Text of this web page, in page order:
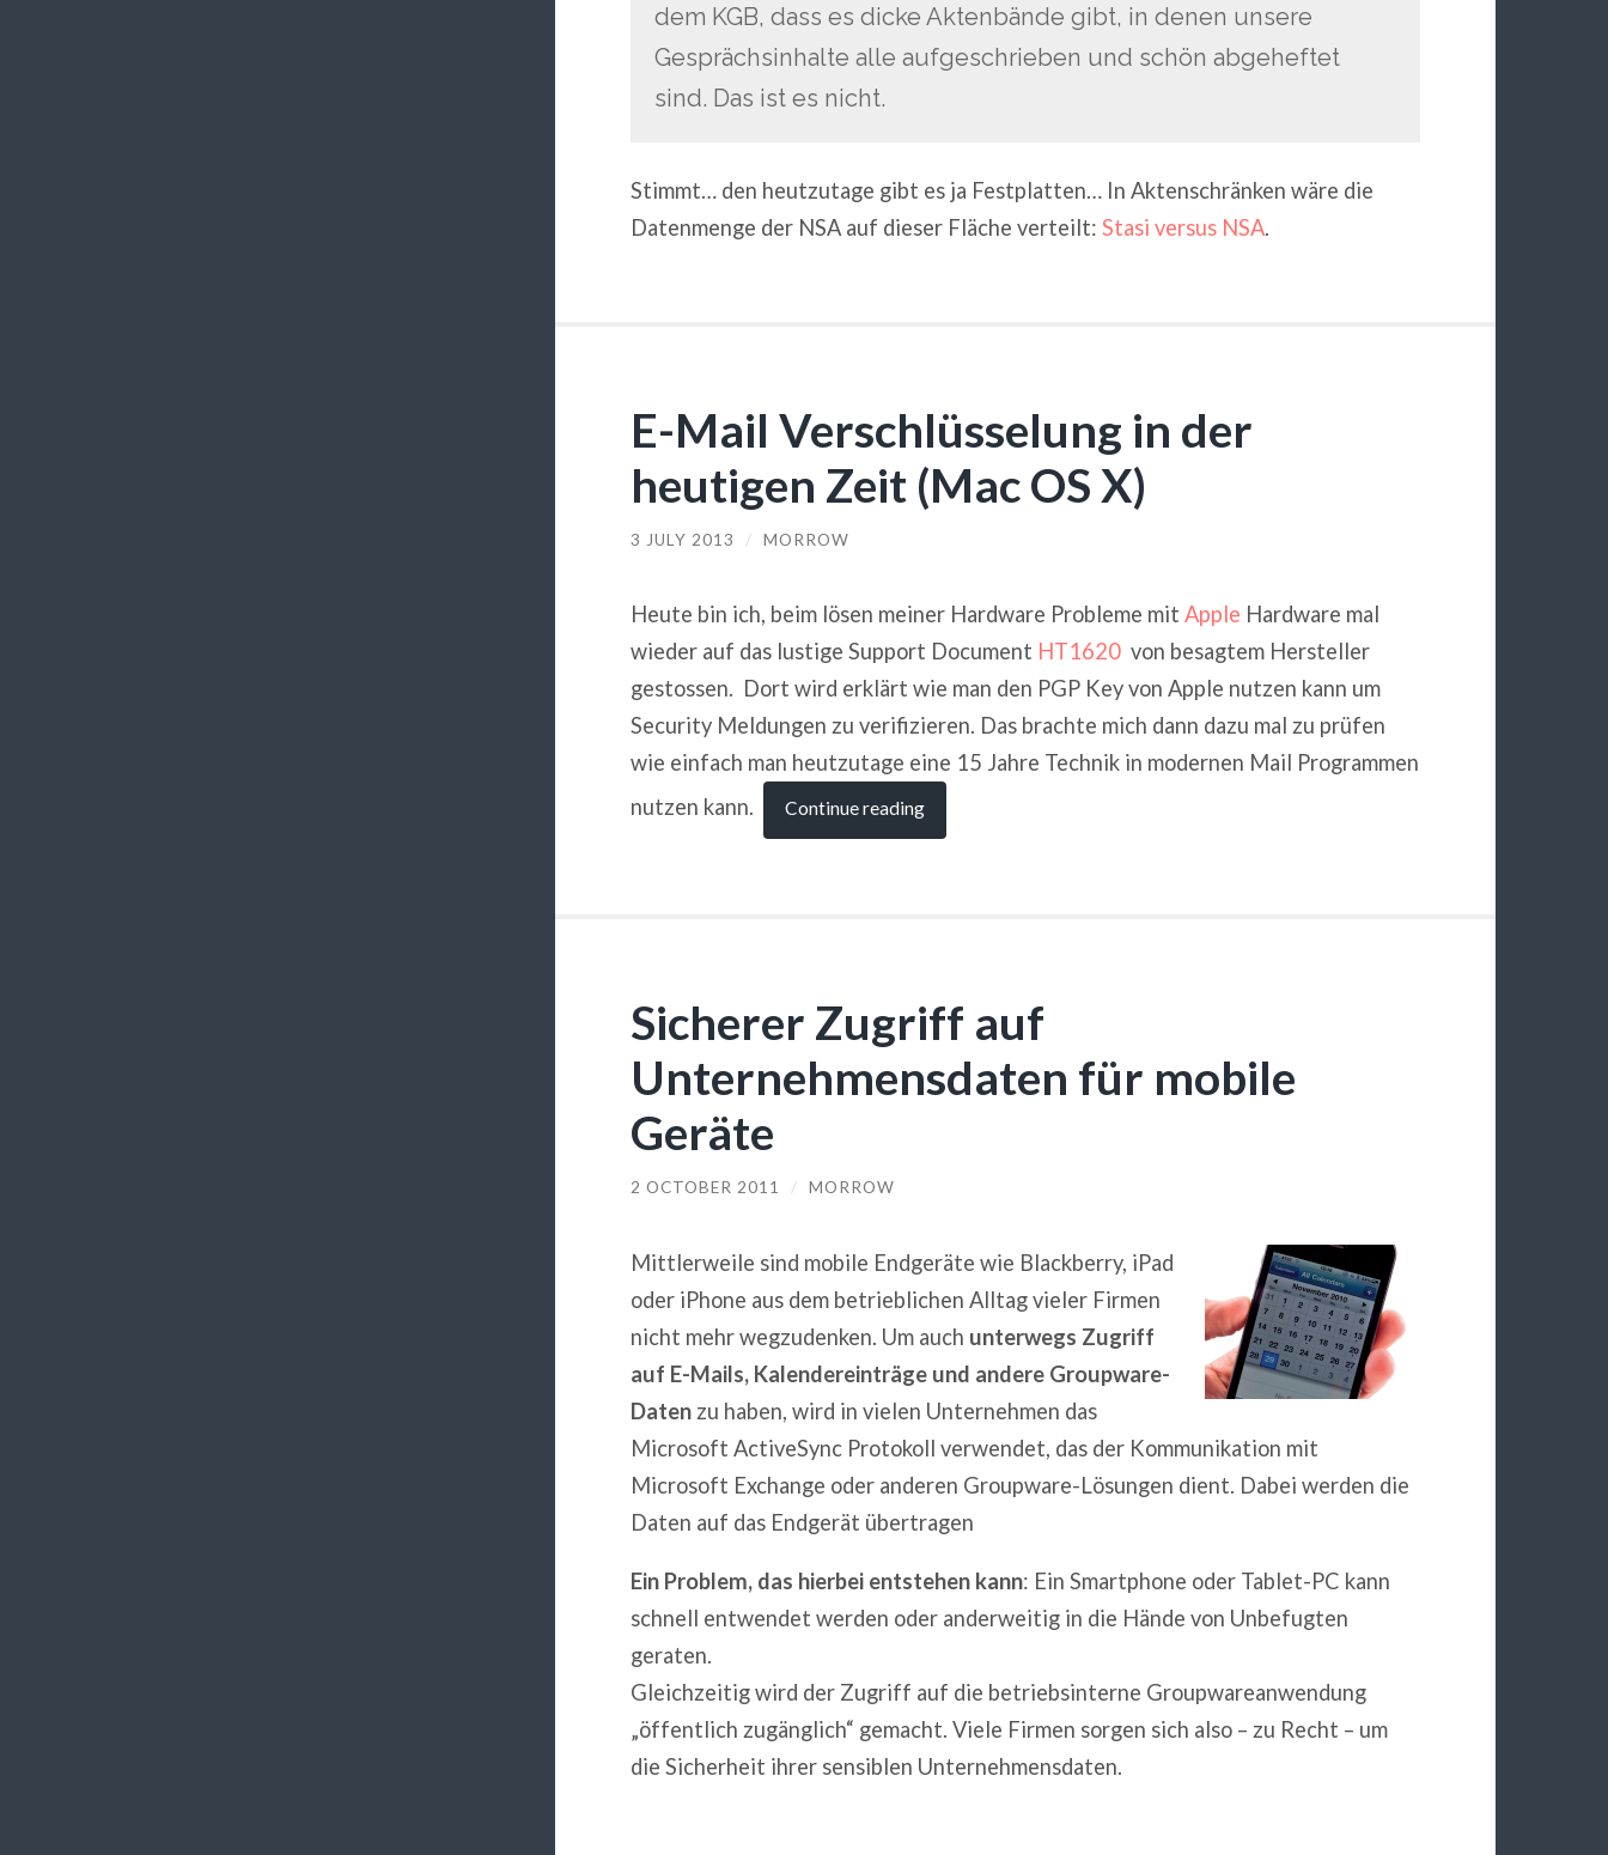
dem KGB, dass es dicke Aktenbände gibt, in denen unsere
Gesprächsinhalte alle aufgeschrieben und schön abgeheftet
sind. Das ist es nicht.
Stimmt… den heutzutage gibt es ja Festplatten… In Aktenschränken wäre die
Datenmenge der NSA auf dieser Fläche verteilt: Stasi versus NSA.
E-Mail Verschlüsselung in der
heutigen Zeit (Mac OS X)
3 JULY 2013 / MORROW
Heute bin ich, beim lösen meiner Hardware Probleme mit Apple Hardware mal
wieder auf das lustige Support Document HT1620von besagtem Hersteller
gestossen. Dort wird erklärt wie man den PGP Key von Apple nutzen kann um
Security Meldungen zu verifizieren. Das brachte mich dann dazu mal zu prüfen
wie einfach man heutzutage eine 15 Jahre Technik in modernen Mail Programmen
nutzen kann.
Continue reading
Sicherer Zugriff auf
Unternehmensdaten für mobile
Geräte
2 OCTOBER 2011 / MORROW
Mittlerweile sind mobile Endgeräte wie Blackberry, iPad
oder iPhone aus dem betrieblichen Alltag vieler Firmen
nicht mehr wegzudenken. Um auch unterwegs Zugriff
auf E-Mails, Kalendereinträge und andere Groupware-
Datenzu haben, wird in vielen Unternehmen das
Microsoft ActiveSync Protokoll verwendet, das der Kommunikation mit
Microsoft Exchange oder anderen Groupware-Lösungen dient. Dabei werden die
Daten auf das Endgerät übertragen
Ein Problem, das hierbei entstehen kann: Ein Smartphone oder Tablet-PC kann
schnell entwendet werden oder anderweitig in die Hände von Unbefugten
geraten.
Gleichzeitig wird der Zugriff auf die betriebsinterne Groupwareanwendung
„öffentlich zugänglich“ gemacht. Viele Firmen sorgen sich also – zu Recht – um
die Sicherheit ihrer sensiblen Unternehmensdaten.